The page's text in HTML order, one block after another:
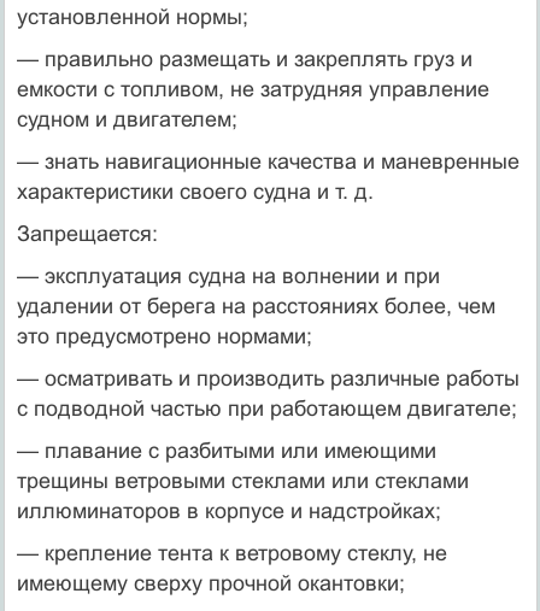
установленной нормы;
— правильно размещать и закреплять груз и
емкости с топливом, не затрудняя управление
судном и двигателем;
— знать навигационные качества и маневренные
характеристики своего судна и т. д.
Запрещается:
— эксплуатация судна на волнении и при
удалении от берега на расстояниях более, чем
это предусмотрено нормами;
— осматривать и производить различные работы
с подводной частью при работающем двигателе;
— плавание с разбитыми или имеющими
трещины ветровыми стеклами или стеклами
иллюминаторов в корпусе и надстройках;
— крепление тента к ветровому стеклу, не
имеющему сверху прочной окантовки;